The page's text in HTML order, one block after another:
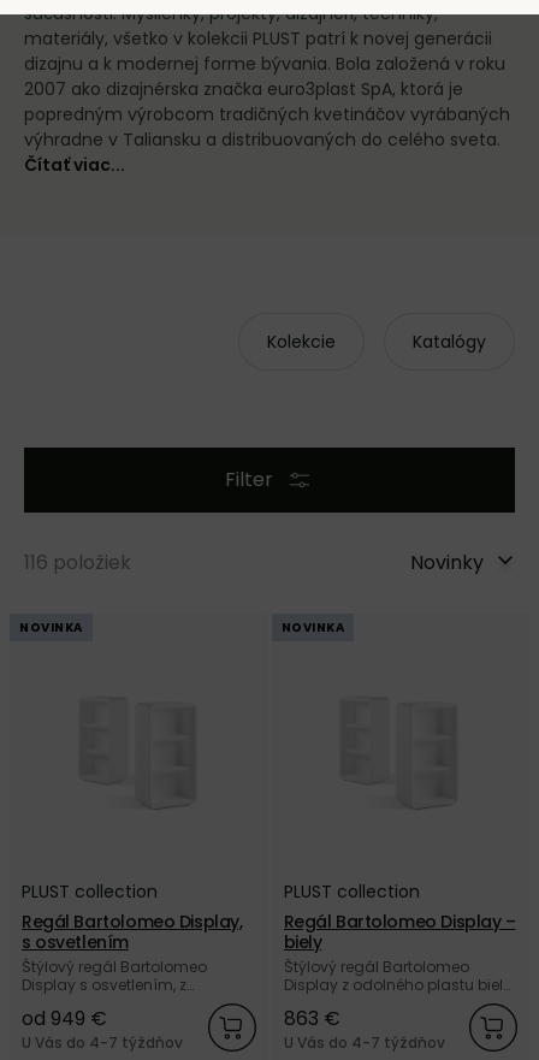
súčasnosti. Myšlienky, projekty, dizajnéri, techniky,
materiály, všetko v kolekcii PLUST patrí k novej generácii
dizajnu a k modernej forme bývania. Bola založená v roku
2007 ako dizajnérska značka euro3plast SpA, ktorá je
popredným výrobcom tradičných kvetináčov vyrábaných
výhradne v Taliansku a distribuovaných do celého sveta.
Čítať viac...
Kolekcie Katalógy
Filter
116 položiek Novinky
NOVINKA
PLUST collection
Regál Bartolomeo Display,
s osvetlením
Štýlový regál Bartolomeo
Display s osvetlením, z
odolného plastu od talianskej
značky PLUST collection.
od 949 €
U Vás do 4-7 týždňov
NOVINKA
PLUST collection
Regál Bartolomeo Display –
biely
Štýlový regál Bartolomeo
Display z odolného plastu bielej
PLUST collection.
863 €
U Vás do 4-7 týždňov